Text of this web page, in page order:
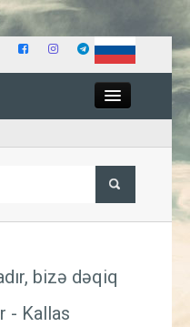
İqtisadiyyat
bizə dəqiq
- Kallas